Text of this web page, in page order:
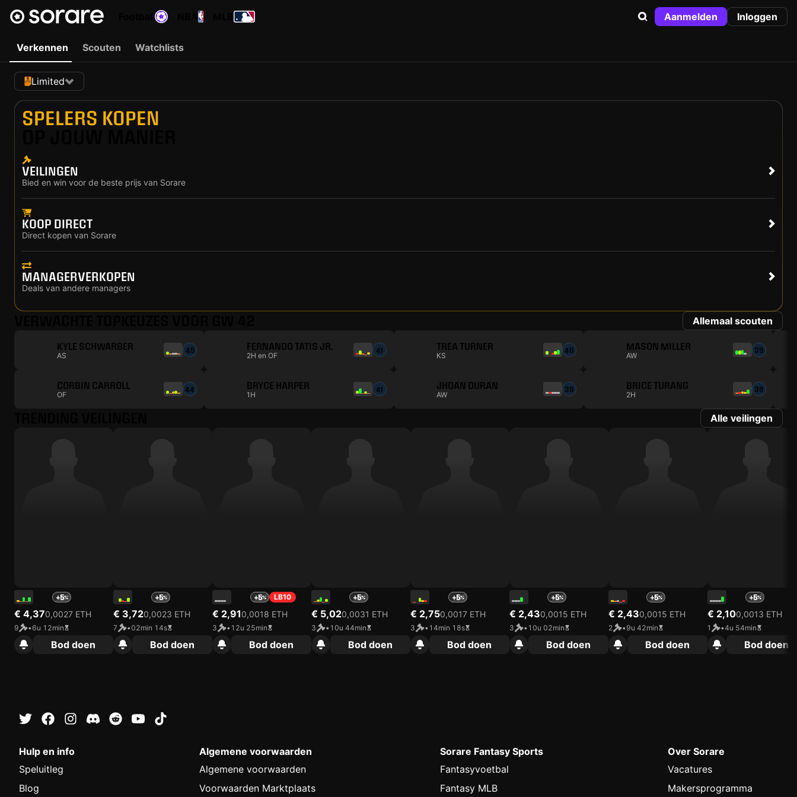
Aanmelden Inloggen
Verkennen Scouten Watchlists
Limited
SPELERS KOPEN
VEILINGEN
Bied en win voor de beste prijs van Sorare
KOOP DIRECT
Direct kopen van Sorare
MANAGERVERKOPEN
Deals van andere managers
Allemaal scouten
KYLE SCHWARBER
AS
45
CORBIN CARROLL
OF
44
FERNANDO TATIS JR.
2H en OF
41
BRYCE HARPER
1H
41
TREA TURNER
KS
40
JHOAN DURAN
AW
39
MASON MILLER
AW
39
BRICE TURANG
2H
38
Alle veilingen
+5
€ 4,370,0027 ETH
9 •6u 12min
Bod doen
+5
€ 3,720,0023 ETH
7 •02min 14s
Bod doen
+5 LB10
€ 2,910,0018 ETH
3 • 12u 25min
Bod doen
+5
€ 5,020,0031 ETH
3 • 10u 44min
Bod doen
+5
€ 2,750,0017 ETH
3 • 14min 18s
Bod doen
+5
€ 2,430,0015 ETH
3 • 10u 02min
Bod doen
+5
€ 2,430,0015 ETH
2 •9u 42min
Bod doen
+5
€ 2,100,0013 ETH
1 •4u 54min
Bod doen
Hulp en info
Speluitleg
Blog
Algemene voorwaarden
Algemene voorwaarden
Voorwaarden Marktplaats
Sorare Fantasy Sports
Fantasyvoetbal
Fantasy MLB
Over Sorare
Vacatures
Makersprogramma